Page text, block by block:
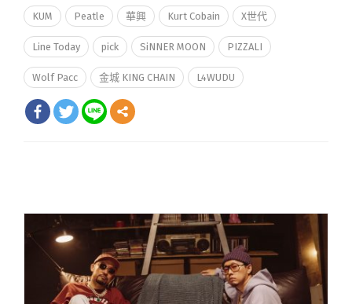
KUM Peatle 華興 Kurt Cobain X世代
Line Today pick SiNNER MOON PIZZALI
Wolf Pacc 金城 KING CHAIN L4WUDU